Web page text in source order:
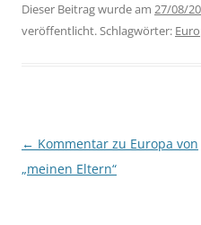
Dieser Beitrag wurde am 27/08/
veröffentlicht. Schlagwörter:
Beitragsnavigation
← Kommentar zu Europa von
„meinen Eltern“